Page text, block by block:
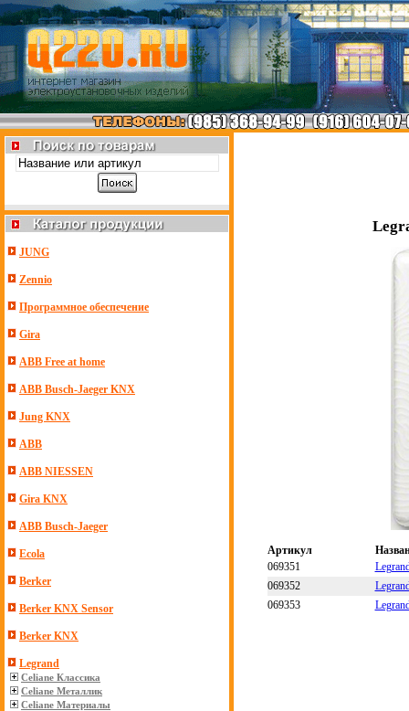
JUNG
Zennio
Программное обеспечение
Gira
ABB Free at home
ABB Busch-Jaeger KNX
Jung KNX
ABB
ABB NIESSEN
Gira KNX
ABB Busch-Jaeger
Ecola
Berker
Berker KNX Sensor
Berker KNX
Legrand
Celiane Классика
Celiane Металлик
Celiane Материалы
Артикул
069351
069352
069353